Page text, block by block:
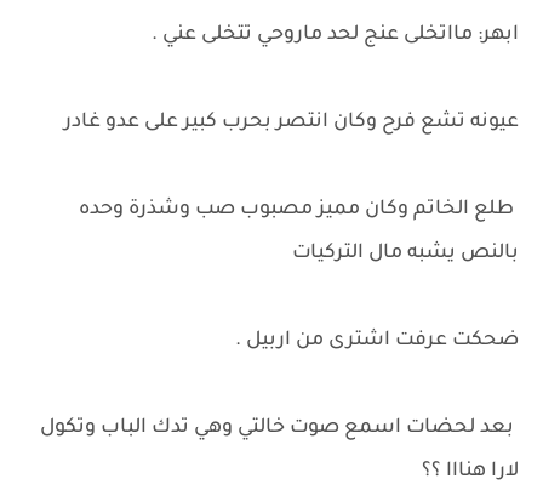
ابهر: مااتخلى عنج لحد ماروحي تتخلى عني .
عيونه تشع فرح وكان انتصر بحرب كبير على عدو غادر
طلع الخاتم وكان مميز مصبوب صب وشذرة وحده
بالنص يشبه مال التركيات
ضحكت عرفت اشترى من اربيل .
بعد لحضات اسمع صوت خالتي وهي تدك الباب وتكول
لارا هنااا ؟؟